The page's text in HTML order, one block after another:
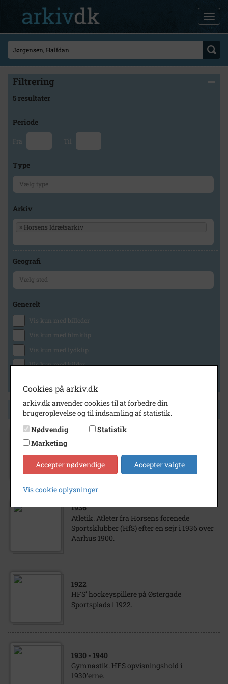
Filtrering
5 resultater
Periode
Fra Til
Type
Arkiv
× Horsens Idrætsarkiv
Geografi
Generelt
Vis kun med billeder
Vis kun med filmklip
Vis kun med lydklip
Vis kun med kilder
Side 1 af 1
atletikafdeling på Østergade Sportsplads.
1936
Atletik. Atleter fra Horsens forenede
Sportsklubber (HfS) efter en sejr i 1936 over
Aarhus 1900.
1922
HFS’ hockeyspillere på Østergade
Sportsplads i 1922.
1930 - 1940
Gymnastik. HFS opvisningshold i
1930'erne.
Cookies på arkiv.dk
arkiv.dk anvender cookies til at forbedre din
brugeroplevelse og til indsamling af statistik.
Nødvendig
Statistik
Marketing
Accepter nødvendige Accepter valgte
Vis cookie oplysninger